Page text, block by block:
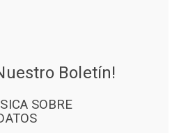
Boletín!
SOBRE